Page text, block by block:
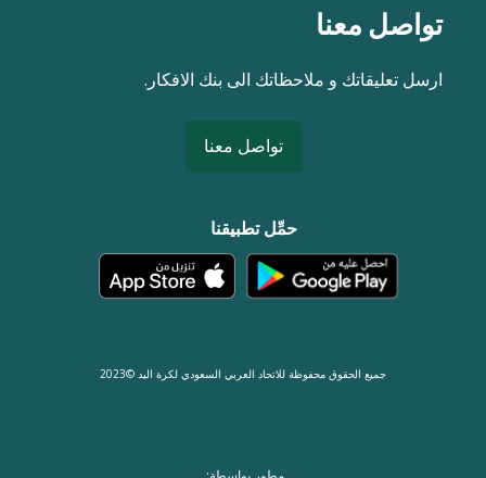
تواصل معنا
ارسل تعليقاتك و ملاحظاتك الى بنك الافكار.
تواصل معنا
حمِّل تطبيقنا
جميع الحقوق محفوظة للاتحاد العربي السعودي لكرة اليد ©2023